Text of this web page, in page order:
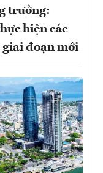
trưởng:
hiện các
đoạn mới